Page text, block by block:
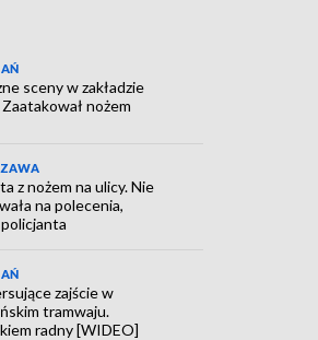
sceny w zakładzie
nożem
z nożem na ulicy. Nie
na polecenia,
policjanta
zajście w
tramwaju.
radny [WIDEO]